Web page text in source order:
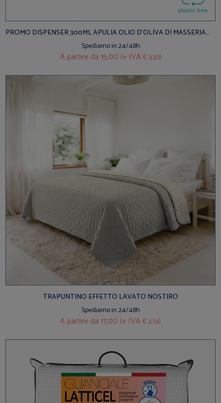
PROMO DISPENSER 300ML APULIA OLIO D'OLIVA DI MASSERIA
Spediamo in 24/48h
A partire da15,00 (+ IVA€ 3,30)
TRAPUNTINO EFFETTO LAVATO NOSTIRO
Spediamo in 24/48h
A partire da17,00 (+ IVA€ 3,74)